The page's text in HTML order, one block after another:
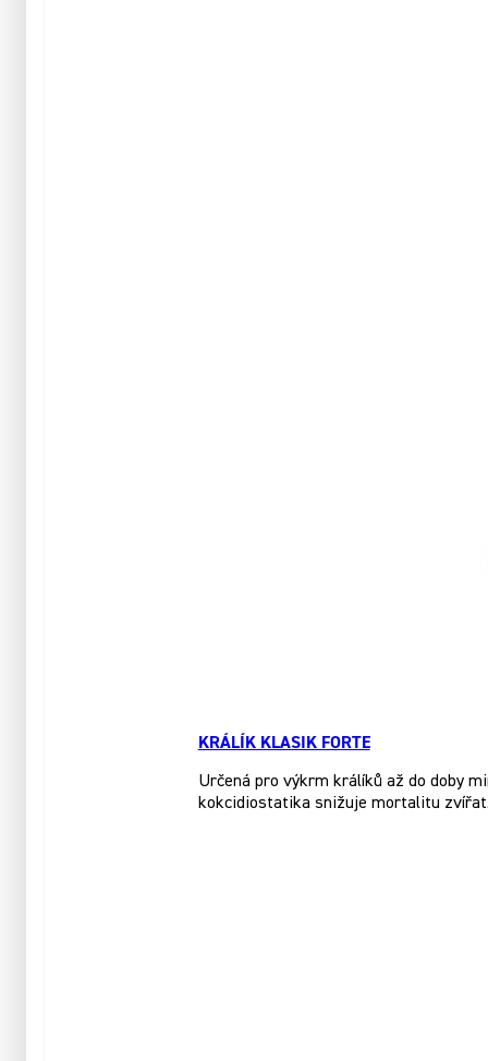
KRÁLÍK KLASIK FORTE
Určená pro výkrm králíků až do doby
kokcidiostatika snižuje mortalitu